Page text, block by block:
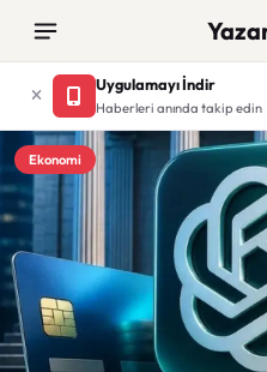
Uygulamayı İndir
Haberleri anında takip edin
Ekonomi